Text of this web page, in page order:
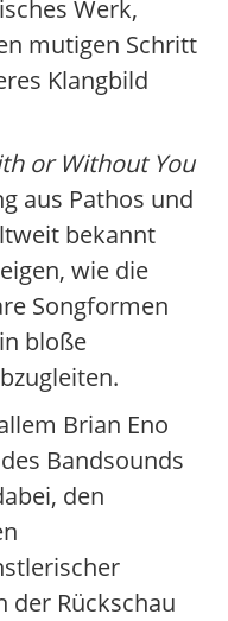
Werk,
mutigen Schritt
Klangbild
or Without You
aus Pathos und
bekannt
wie die
Songformen
bloße
Brian Eno
Bandsounds
den
der Rückschau